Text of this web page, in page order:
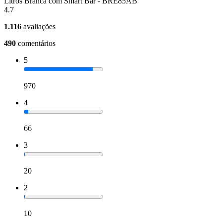
4.7
1.116 avaliações
490 comentários
5
970
4
66
3
20
2
10